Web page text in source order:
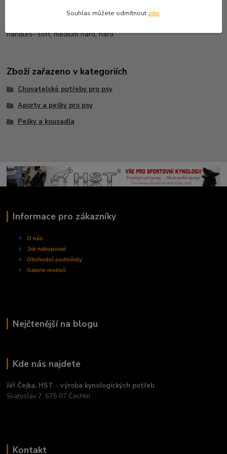
Bite Wedge juta with
handles- soft, medium hard, hard
Zboží zařazeno v kategoriích
Chovatelské potřeby pro psy
Aporty a pešky pro psy
Pešky a kousadla
Informace pro zákazníky
O nás
Jak nakupovat
Obchodnípodmínky
Galerie motivů
Nejčtenější na blogu
Kde nás najdete
Jiří Čejka, HST - výroba kynologických potřeb
Svatoslav 7, 675 07 Čechtín
Kontakt
Souhlas můžete odmítnout zde.